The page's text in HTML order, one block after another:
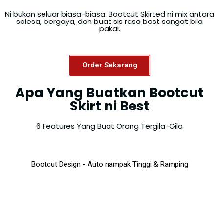
Ni bukan seluar biasa-biasa. Bootcut Skirted ni mix antara
selesa, bergaya, dan buat sis rasa best sangat bila
pakai.
Order Sekarang
Apa Yang Buatkan Bootcut
Skirt ni Best
6 Features Yang Buat Orang Tergila-Gila
Bootcut Design - Auto nampak Tinggi & Ramping